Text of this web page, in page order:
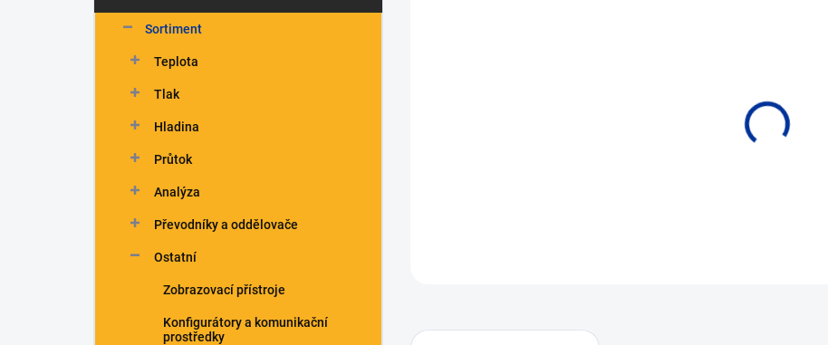
s
kategorie
Sortiment
Teplota
Tlak
Hladina
Průtok
Analýza
Převodníky a oddělovače
Ostatní
Zobrazovací přístroje
Konfigurátory a komunikační
prostředky